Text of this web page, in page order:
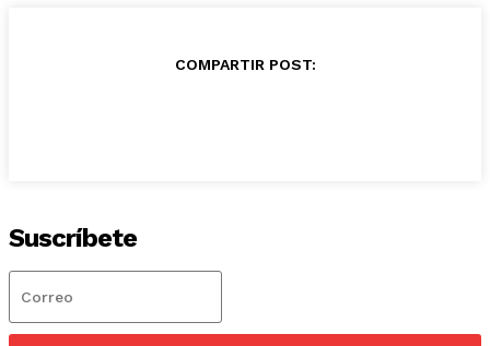
COMPARTIR POST:
Suscríbete